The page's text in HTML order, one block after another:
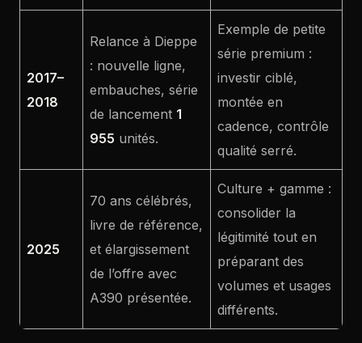
2017–
2018
Relance à Dieppe
: nouvelle ligne,
embauches, série
de lancement 1
955 unités.
Exemple de petite
série premium :
investir ciblé,
montée en
cadence, contrôle
qualité serré.
2025
70 ans célébrés,
livre de référence,
et élargissement
de l’offre avec
A390 présentée.
Culture + gamme :
consolider la
légitimité tout en
préparant des
volumes et usages
différents.